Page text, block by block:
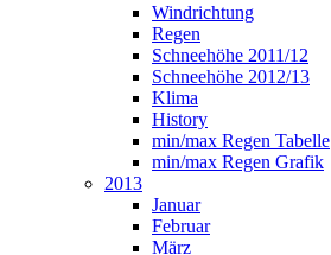
Windrichtung
Regen
Schneehöhe 2011/12
Schneehöhe 2012/13
Klima
History
min/max Regen Tabelle
min/max Regen Grafik
2013
Januar
Februar
März